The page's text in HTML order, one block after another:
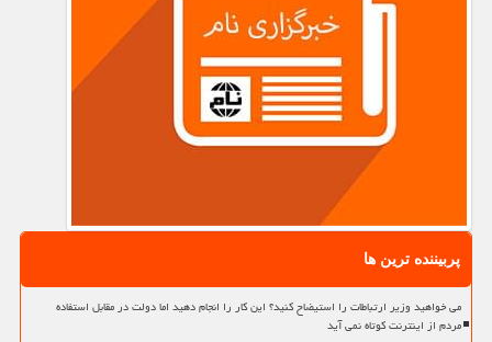
پربیننده ترین ها
می خواهید وزیر ارتباطات را استیضاح کنید؟ این کار را انجام دهید اما دولت در مقابل استفاده
مردم از اینترنت کوتاه نمی آید